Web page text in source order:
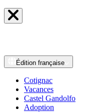
Édition française
Cotignac
Vacances
Castel Gandolfo
Adoption